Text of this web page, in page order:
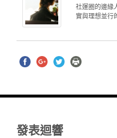
社運圈的邊緣
實與理想並行
發表迴響